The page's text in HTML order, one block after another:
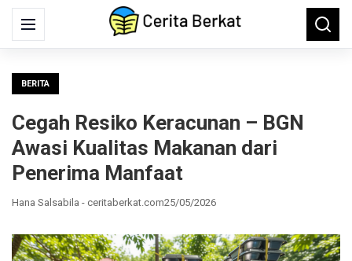
Menu
Search
for:
BERITA
Cegah Resiko Keracunan – BGN
Awasi Kualitas Makanan dari
Penerima Manfaat
Hana Salsabila - ceritaberkat.com25/05/2026